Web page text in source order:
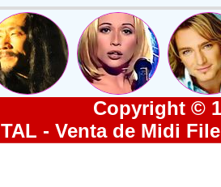
Copyright ©
- Venta de Midi